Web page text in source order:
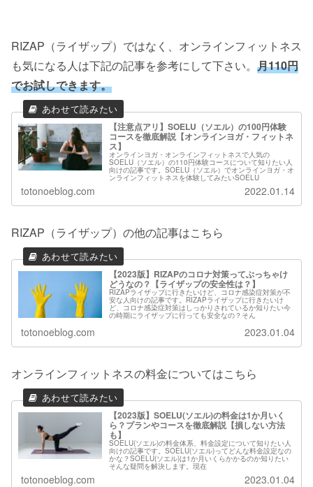
RIZAP（ライザップ）ではなく、オンラインフィットネス
も気になる人は下記の記事を参考にして下さい。 月110円
でお試しできます。
【注意点アリ】SOELU（ソエル）の100円体験
コースを徹底解説【オンラインヨガ・フィットネ
ス】
オンラインヨガ・オンラインフィットネスで人気の
SOELU（ソエル）の110円体験コースについて知りたい人
向けの記事です。SOELU（ソエル）でオンラインヨガ・オ
ンラインフィットネスを体験してみたいSOELU
totonoeblog.com 2022.01.14
RIZAP（ライザップ）の他の記事はこちら
【2023版】RIZAPのコロナ対策ってぶっちゃけ
どうなの？【ライザップの安全性は？】
RIZAPライザップに行きたいけど、コロナ感染症対策が不
安な人向けの記事です。RIZAPライザップに行きたいけ
ど、コロナ感染症対策はしっかりされているか知りたい今
の時期にライザップに行っても安全なの？そん
totonoeblog.com 2023.01.04
オンラインフィットネスの料金についてはこちら
【2023版】SOELU(ソエル)の料金は1か月いく
ら？プランやコースを徹底解説【損しない方法
も】
SOELU(ソエル)の料金体系、料金設定について知りたい人
向けの記事です。SOELU(ソエル)ってどんな料金設定なの
かな？SOELU(ソエル)は1か月いくらかかるのか知りたい
そんな疑問を解決します。現在
totonoeblog.com 2023.01.04